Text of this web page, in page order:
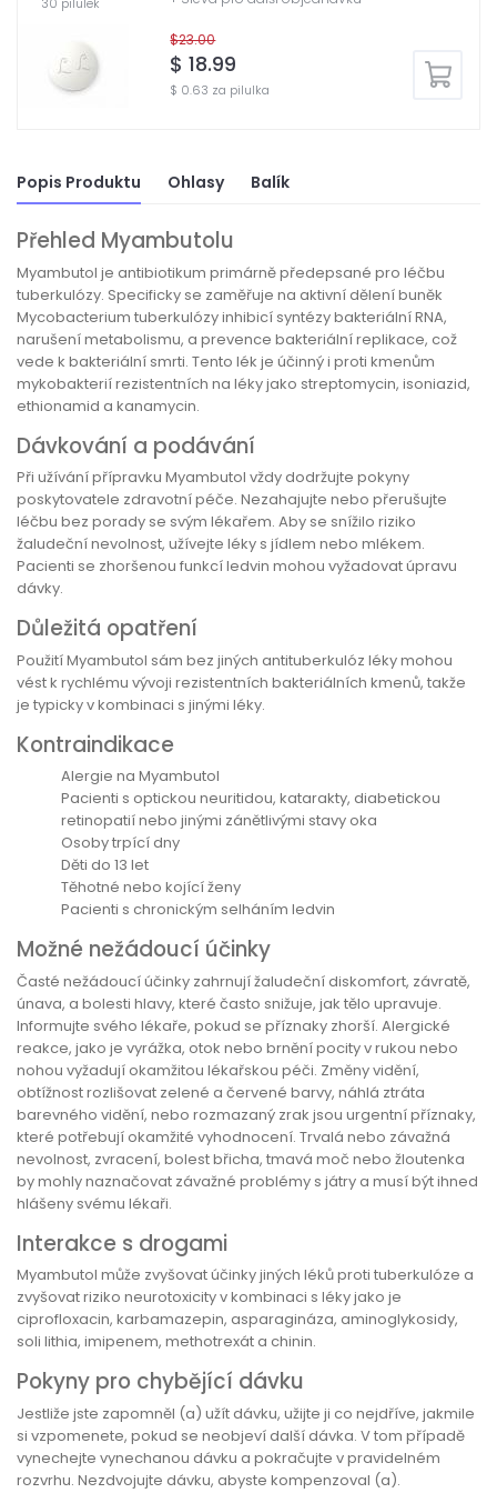
$23.00
$ 18.99
$ 0.63 za pilulka
Popis Produktu Ohlasy Balík
Přehled Myambutolu
Myambutol je antibiotikum primárně předepsané pro léčbu
tuberkulózy. Specificky se zaměřuje na aktivní dělení buněk
Mycobacterium tuberkulózy inhibicí syntézy bakteriální RNA,
narušení metabolismu, a prevence bakteriální replikace, což
vede k bakteriální smrti. Tento lék je účinný i proti kmenům
mykobakterií rezistentních na léky jako streptomycin, isoniazid,
ethionamid a kanamycin.
Dávkování a podávání
Při užívání přípravku Myambutol vždy dodržujte pokyny
poskytovatele zdravotní péče. Nezahajujte nebo přerušujte
léčbu bez porady se svým lékařem. Aby se snížilo riziko
žaludeční nevolnost, užívejte léky s jídlem nebo mlékem.
Pacienti se zhoršenou funkcí ledvin mohou vyžadovat úpravu
dávky.
Důležitá opatření
Použití Myambutol sám bez jiných antituberkulóz léky mohou
vést k rychlému vývoji rezistentních bakteriálních kmenů, takže
je typicky v kombinaci s jinými léky.
Kontraindikace
Alergie na Myambutol
Pacienti s optickou neuritidou, katarakty, diabetickou
retinopatií nebo jinými zánětlivými stavy oka
Osoby trpící dny
Děti do 13 let
Těhotné nebo kojící ženy
Pacienti s chronickým selháním ledvin
Možné nežádoucí účinky
Časté nežádoucí účinky zahrnují žaludeční diskomfort, závratě,
únava, a bolesti hlavy, které často snižuje, jak tělo upravuje.
Informujte svého lékaře, pokud se příznaky zhorší. Alergické
reakce, jako je vyrážka, otok nebo brnění pocity v rukou nebo
nohou vyžadují okamžitou lékařskou péči. Změny vidění,
obtížnost rozlišovat zelené a červené barvy, náhlá ztráta
barevného vidění, nebo rozmazaný zrak jsou urgentní příznaky,
které potřebují okamžité vyhodnocení. Trvalá nebo závažná
nevolnost, zvracení, bolest břicha, tmavá moč nebo žloutenka
by mohly naznačovat závažné problémy s játry a musí být ihned
hlášeny svému lékaři.
Interakce s drogami
Myambutol může zvyšovat účinky jiných léků proti tuberkulóze a
zvyšovat riziko neurotoxicity v kombinaci s léky jako je
ciprofloxacin, karbamazepin, asparagináza, aminoglykosidy,
soli lithia, imipenem, methotrexát a chinin.
Pokyny pro chybějící dávku
Jestliže jste zapomněl (a) užít dávku, užijte ji co nejdříve, jakmile
si vzpomenete, pokud se neobjeví další dávka. V tom případě
vynechejte vynechanou dávku a pokračujte v pravidelném
rozvrhu. Nezdvojujte dávku, abyste kompenzoval (a).